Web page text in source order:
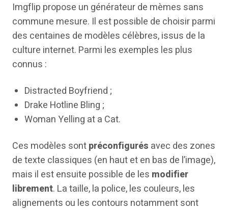
Imgflip propose un générateur de mèmes sans
commune mesure. Il est possible de choisir parmi
des centaines de modèles célèbres, issus de la
culture internet. Parmi les exemples les plus
connus :
Distracted Boyfriend ;
Drake Hotline Bling ;
Woman Yelling at a Cat.
Ces modèles sontpréconfigurés avec des zones
de texte classiques (en haut et en bas de l’image),
mais il est ensuite possible de les modifier
librement. La taille, la police, les couleurs, les
alignements ou les contours notamment sont